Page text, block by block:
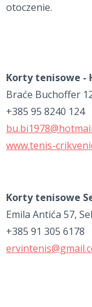
otoczenie.
Korty tenisowe -
Braće Buchoffer
+385 95 8240 124
www.tenis-
Korty tenisowe
Emila Antića 57,
+385 91 305 6178